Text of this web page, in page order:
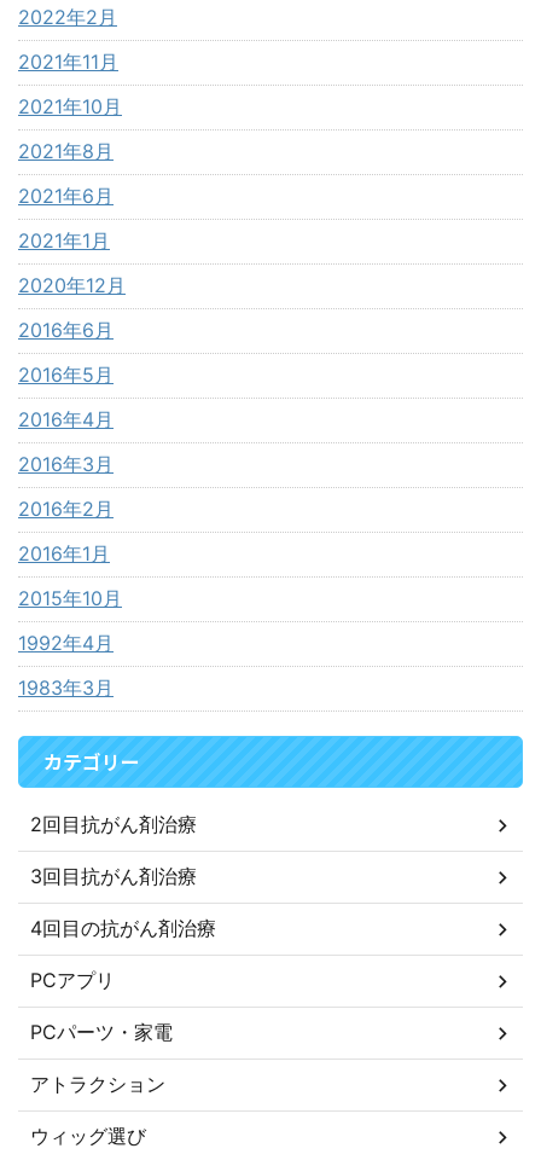
2022年2月
2021年11月
2021年10月
2021年8月
2021年6月
2021年1月
2020年12月
2016年6月
2016年5月
2016年4月
2016年3月
2016年2月
2016年1月
2015年10月
1992年4月
1983年3月
カテゴリー
2回目抗がん剤治療
3回目抗がん剤治療
4回目の抗がん剤治療
PCアプリ
PCパーツ・家電
アトラクション
ウィッグ選び